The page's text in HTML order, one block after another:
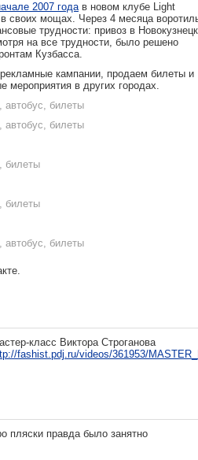
2007 годав новом клубе Light
своих мощах. Через 4 месяца
трудности: привоз в Новокузнецк
на все трудности, было решено
Кузбасса.
кампании, продаем билеты и
мероприятия в других городах.
автобус, билеты
автобус, билеты
билеты
билеты
автобус, билеты
класс Виктора Строганова
fashist.pdj.ru/videos/361953/
пляски правда было занятно